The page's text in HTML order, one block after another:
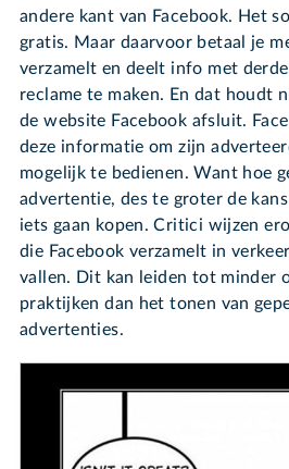
andere kant van Facebook. Het
gratis. Maar daarvoor betaal je
verzamelt en deelt info met
reclame te maken. En dat houdt
de website Facebook afsluit.
deze informatie om zijn
mogelijk te bedienen. Want hoe
advertentie, des te groter de
iets gaan kopen. Critici wijzen
die Facebook verzamelt in
vallen. Dit kan leiden tot minder
praktijken dan het tonen van
advertenties.